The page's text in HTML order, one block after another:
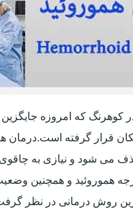
در کوهرنگ که امروزه
قرار گرفته
می شود و نیازی به
هموروئید و همچنین
روش درمانی در نظر